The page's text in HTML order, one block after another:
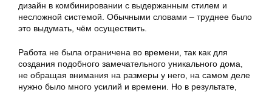
дизайн в комбинировании с выдержанным стилем и
несложной системой. Обычными словами – труднее было
это выдумать, чём осуществить.
Работа не была ограничена во времени, так как для
создания подобного замечательного уникального дома,
не обращая внимания на размеры у него, на самом деле
нужно было много усилий и времени. Но в результате,